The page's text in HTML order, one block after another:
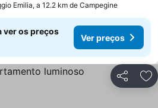
Emilia, a 12.2 km de Campegine
ver os preços
Ver preços
Partilhar